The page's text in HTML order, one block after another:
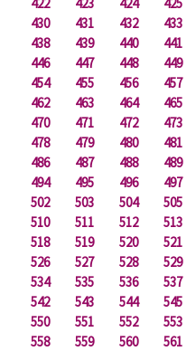
430
431 432 433
438
439 440 441
446
447 448 449
454
455 456 457
462
463 464 465
470
471 472 473
478
479 480 481
486
487 488 489
494
495 496 497
502
503 504 505
510
511 512 513
518
519 520 521
526
527 528 529
534
535 536 537
542
543 544 545
550
551 552 553
558
559 560 561